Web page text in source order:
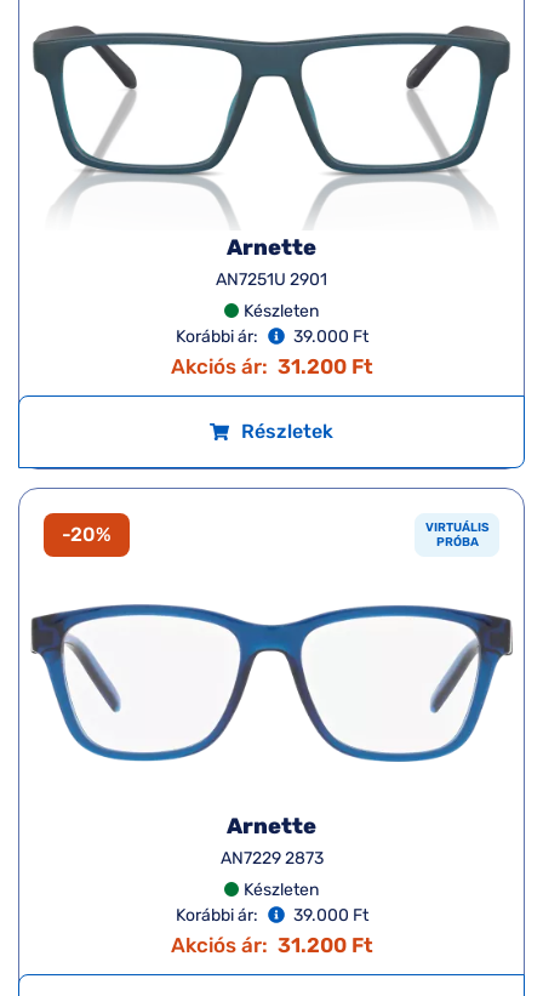
Arnette
AN7251U 2901
Készleten
Korábbi ár:
39.000 Ft
Akciós ár: 31.200 Ft
Részletek
-20%
VIRTUÁLIS
PRÓBA
Arnette
AN7229 2873
Készleten
Korábbi ár:
39.000 Ft
Akciós ár: 31.200 Ft